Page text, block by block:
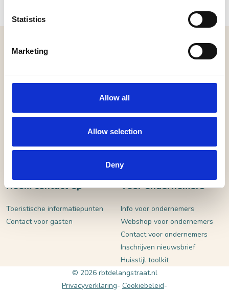
Statistics
Marketing
Allow all
Allow selection
Deny
Neem contact op
Toeristische informatiepunten
Contact voor gasten
Voor ondernemers
Info voor ondernemers
Webshop voor ondernemers
Contact voor ondernemers
Inschrijven nieuwsbrief
Huisstijl toolkit
© 2026 rbtdelangstraat.nl
Privacyverklaring Cookiebeleid